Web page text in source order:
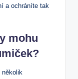
a ochráníte tak
mohu
několik